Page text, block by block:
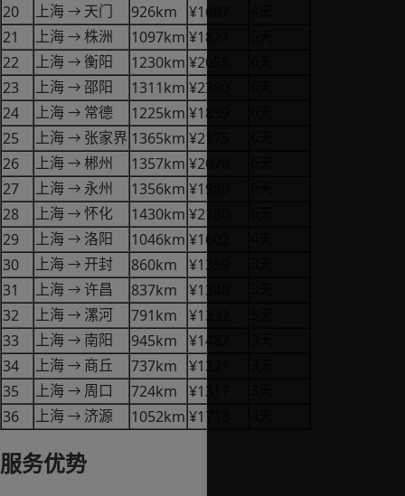
20 上海 → 天门 926km ¥1667
21 上海 → 株洲 1097km ¥1821
22 上海 → 衡阳 1230km ¥2055
23 上海 → 邵阳 1311km ¥2380
24 上海 → 常德 1225km ¥1839
25 上海 → 张家界 1365km ¥2175
26 上海 → 郴州 1357km ¥2076
27 上海 → 永州 1356km ¥1980
28 上海 → 怀化 1430km ¥2180
29 上海 → 洛阳 1046km ¥1602
30 上海 → 开封 860km ¥1359
31 上海 → 许昌 837km ¥1348
32 上海 → 漯河 791km ¥1332
33 上海 → 南阳 945km ¥1482
34 上海 → 商丘 737km ¥1321
35 上海 → 周口 724km ¥1317
36 上海 → 济源 1052km ¥1713
服务优势